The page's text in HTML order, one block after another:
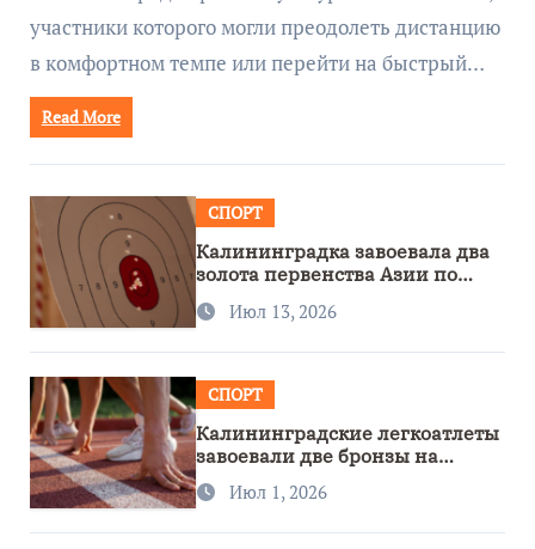
участники которого могли преодолеть дистанцию
в комфортном темпе или перейти на быстрый…
Read More
СПОРТ
Калининградка завоевала два
золота первенства Азии по
метанию ножа
Июл 13, 2026
СПОРТ
Калининградские легкоатлеты
завоевали две бронзы на
первенстве России
Июл 1, 2026